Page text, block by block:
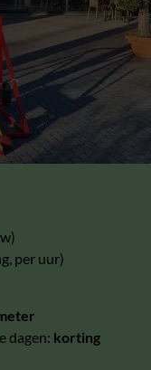
per uur)
dagen: korting